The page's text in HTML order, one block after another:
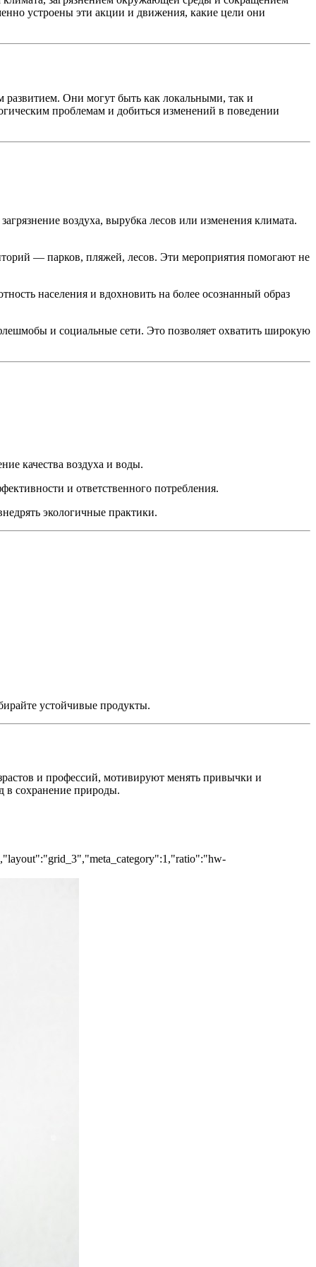
устроены эти акции и движения, какие цели они
Они могут быть как локальными, так и
проблемам и добиться изменений в поведении
воздуха, вырубка лесов или изменения климата.
— парков, пляжей, лесов. Эти мероприятия помогают не
населения и вдохновить на более осознанный образ
и социальные сети. Это позволяет охватить широкую
качества воздуха и воды.
и ответственного потребления.
экологичные практики.
устойчивые продукты.
и профессий, мотивируют менять привычки и
в сохранение природы.